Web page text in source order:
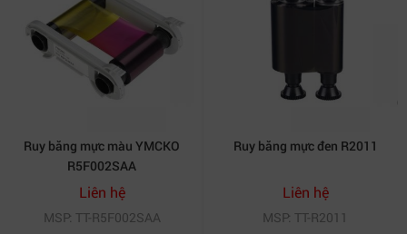
Ruy băng mực màu YMCKO
R5F002SAA
Liên hệ
MSP: TT-R5F002SAA
Ruy băng mực đen R2011
Liên hệ
MSP: TT-R2011